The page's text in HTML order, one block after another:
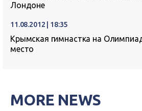
Лондоне
11.08.2012 | 18:35
Крымская гимнастка на
место
MORE NEWS